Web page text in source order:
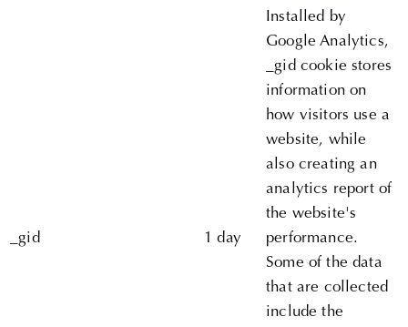
_gid 1 day
Installed by
Google Analytics,
_gid cookie stores
information on
how visitors use a
website, while
also creating an
analytics report of
the website's
performance.
Some of the data
that are collected
include the